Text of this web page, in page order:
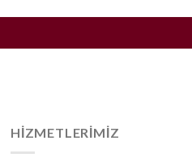
HIZMETLERIMIZ